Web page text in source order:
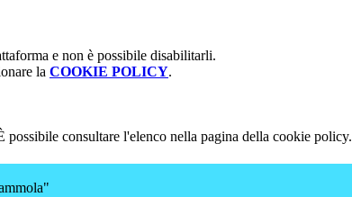
e non è possibile disabilitarli.
la COOKIE POLICY.
consultare l'elenco nella pagina della cookie policy.